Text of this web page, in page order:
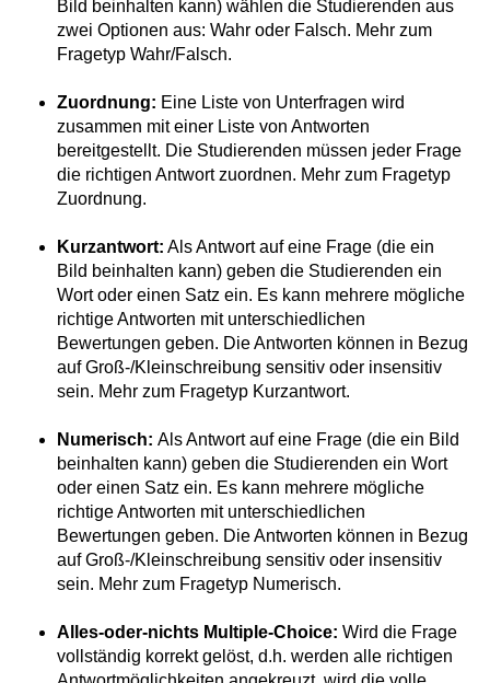
Bild beinhalten kann) wählen die Studierenden aus
zwei Optionen aus: Wahr oder Falsch. Mehr zum
Fragetyp Wahr/Falsch.
Zuordnung: Eine Liste von Unterfragen wird
zusammen mit einer Liste von Antworten
bereitgestellt. Die Studierenden müssen jeder Frage
die richtigen Antwort zuordnen. Mehr zum Fragetyp
Zuordnung.
Kurzantwort: Als Antwort auf eine Frage (die ein
Bild beinhalten kann) geben die Studierenden ein
Wort oder einen Satz ein. Es kann mehrere mögliche
richtige Antworten mit unterschiedlichen
Bewertungen geben. Die Antworten können in Bezug
auf Groß-/Kleinschreibung sensitiv oder insensitiv
sein. Mehr zum Fragetyp Kurzantwort.
Numerisch: Als Antwort auf eine Frage (die ein Bild
beinhalten kann) geben die Studierenden ein Wort
oder einen Satz ein. Es kann mehrere mögliche
richtige Antworten mit unterschiedlichen
Bewertungen geben. Die Antworten können in Bezug
auf Groß-/Kleinschreibung sensitiv oder insensitiv
sein. Mehr zum Fragetyp Numerisch.
Alles-oder-nichts Multiple-Choice: Wird die Frage
vollständig korrekt gelöst, d.h. werden alle richtigen